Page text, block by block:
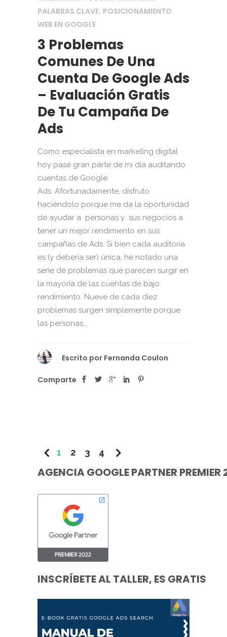
PALABRAS CLAVE, POSICIONAMIENTO
WEB EN GOOGLE
3 Problemas
Comunes De Una
Cuenta De Google Ads
– Evaluación Gratis
De Tu Campaña De
Ads
Como especialista en marketing digital
hoy pasé gran parte de mi día auditando
cuentas de Google
Ads. Afortunadamente, disfruto
haciéndolo porque me da la oportunidad
de ayudar a personas y sus negocios a
tener un mejor rendimiento en sus
campañas de Ads. Si bien cada auditoría
es (y debería ser) única, he notado una
serie de problemas que parecen surgir en
la mayoría de las cuentas de bajo
rendimiento. Nueve de cada diez
problemas surgen simplemente porque
las personas...
Escrito por Fernanda Coulon
Comparte
1 2 3 4
AGENCIA GOOGLE PARTNER PREMIER
INSCRÍBETE AL TALLER, ES GRATIS